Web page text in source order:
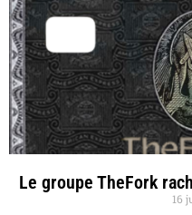
Le groupe TheFork
16